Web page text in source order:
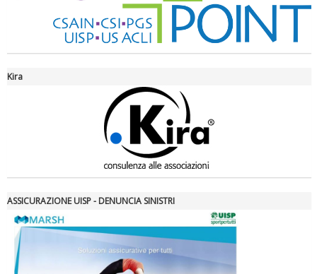
La formazione Uisp rallenta ma prosegue anche in estate
Kira
ASSICURAZIONE UISP - DENUNCIA SINISTRI